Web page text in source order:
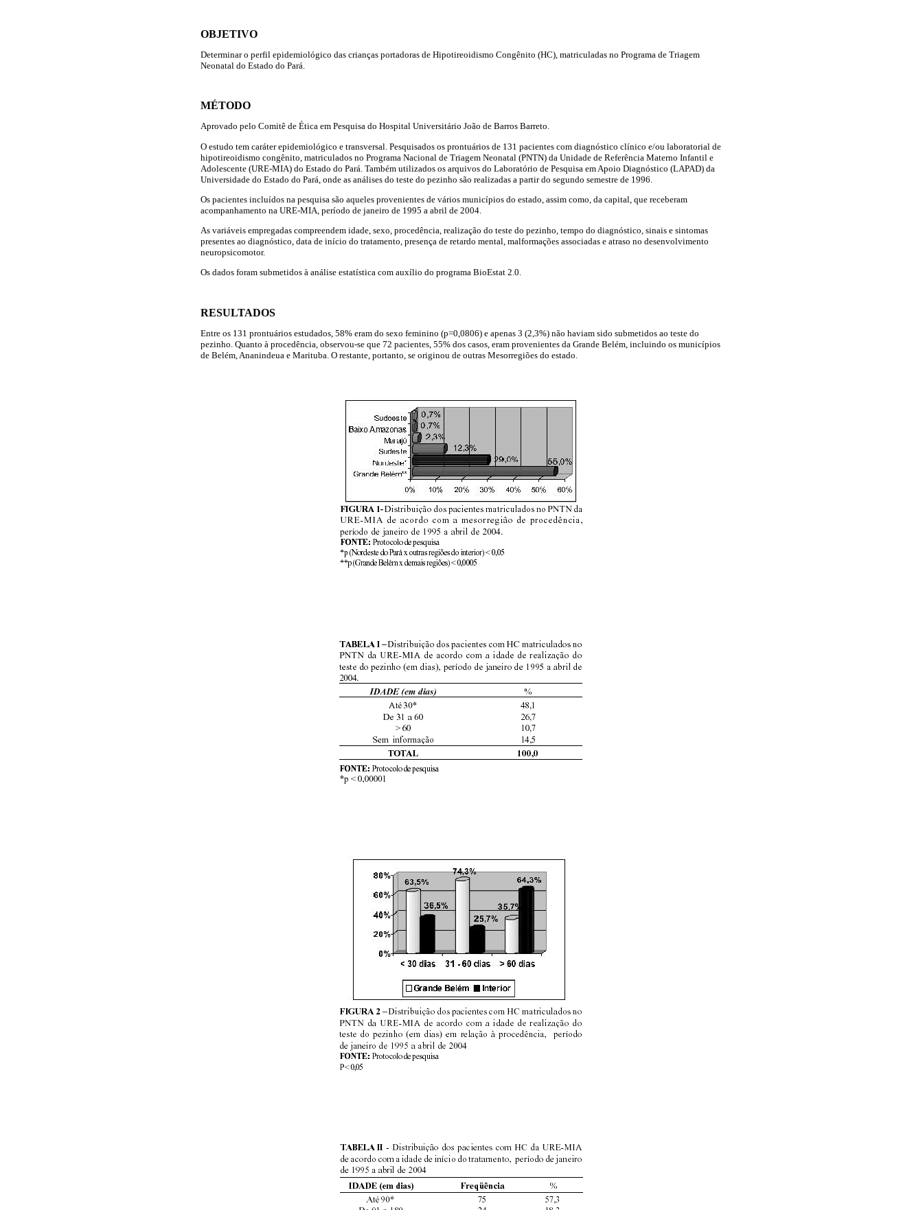
OBJETIVO
Determinar o perfil epidemiológico das crianças portadoras de Hipotireoidismo Congênito (HC), matriculadas no Programa de Triagem
Neonatal do Estado do Pará.
MÉTODO
Aprovado pelo Comitê de Ética em Pesquisa do Hospital Universitário João de Barros Barreto.
O estudo tem caráter epidemiológico e transversal. Pesquisados os prontuários de 131 pacientes com diagnóstico clínico e/ou laboratorial de
hipotireoidismo congênito, matriculados no Programa Nacional de Triagem Neonatal (PNTN) da Unidade de Referência Materno Infantil e
Adolescente (URE-MIA) do Estado do Pará. Também utilizados os arquivos do Laboratório de Pesquisa em Apoio Diagnóstico (LAPAD) da
Universidade do Estado do Pará, onde as análises do teste do pezinho são realizadas a partir do segundo semestre de 1996.
Os pacientes incluídos na pesquisa são aqueles provenientes de vários municípios do estado, assim como, da capital, que receberam
acompanhamento na URE-MIA, período de janeiro de 1995 a abril de 2004.
As variáveis empregadas compreendem idade, sexo, procedência, realização do teste do pezinho, tempo do diagnóstico, sinais e sintomas
presentes ao diagnóstico, data de início do tratamento, presença de retardo mental, malformações associadas e atraso no desenvolvimento
neuropsicomotor.
Os dados foram submetidos à análise estatística com auxílio do programa BioEstat 2.0.
RESULTADOS
Entre os 131 prontuários estudados, 58% eram do sexo feminino (p=0,0806) e apenas 3 (2,3%) não haviam sido submetidos ao teste do
pezinho. Quanto à procedência, observou-se que 72 pacientes, 55% dos casos, eram provenientes da Grande Belém, incluindo os municípios
de Belém, Ananindeua e Marituba. O restante, portanto, se originou de outras Mesorregiões do estado.